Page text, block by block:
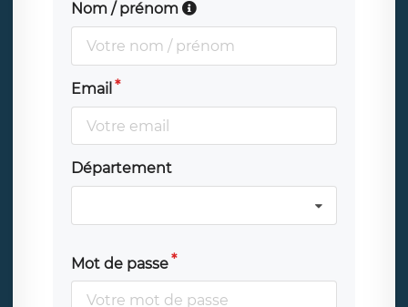
Nom / prénom
Email
Département
Mot de passe